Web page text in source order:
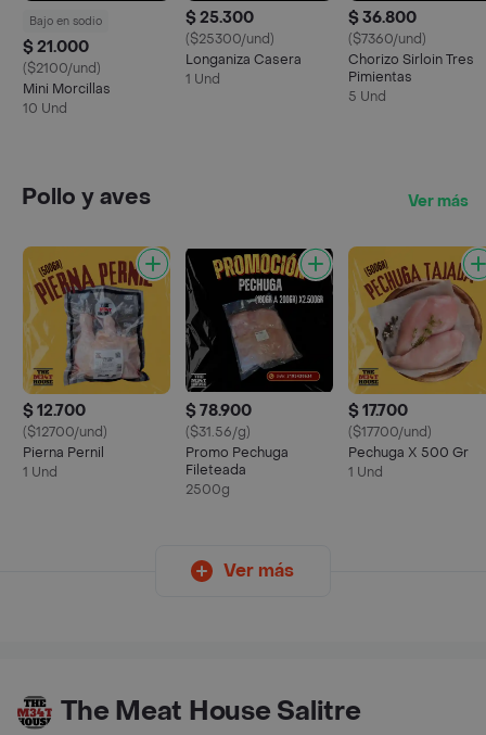
Bajo en sodio
$ 21.000
($2100/und)
Mini Morcillas
10 Und
$ 25.300
($25300/und)
Longaniza Casera
1 Und
$ 36.800
($7360/und)
Chorizo Sirloin Tres
Pimientas
5 Und
Pollo y aves Ver más
$ 12.700
($12700/und)
Pierna Pernil
1 Und
$ 78.900
($31.56/g)
Promo Pechuga
Fileteada
2500g
$ 17.700
($17700/und)
Pechuga X 500 Gr
1 Und
Ver más
The Meat House Salitre